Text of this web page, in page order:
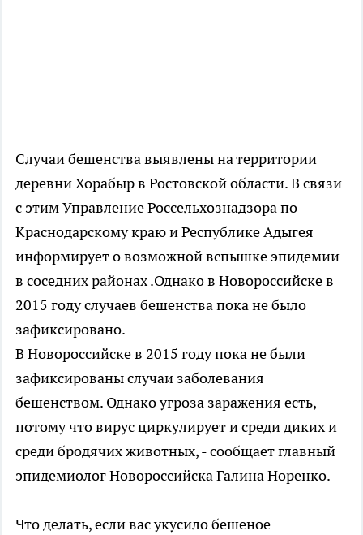
Случаи бешенства выявлены на территории
деревни Хорабыр в Ростовской области. В связи
с этим Управление Россельхознадзора по
Краснодарскому краю и Республике Адыгея
информирует о возможной вспышке эпидемии
в соседних районах .Однако в Новороссийске в
2015 году случаев бешенства пока не было
зафиксировано.
В Новороссийске в 2015 году пока не были
зафиксированы случаи заболевания
бешенством. Однако угроза заражения есть,
потому что вирус циркулирует и среди диких и
среди бродячих животных, - сообщает главный
эпидемиолог Новороссийска Галина Норенко.
Что делать, если вас укусило бешеное